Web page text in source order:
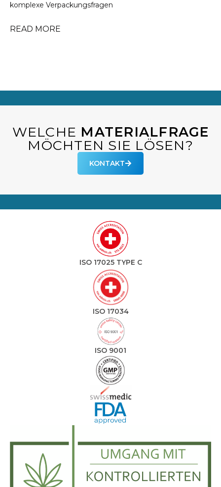
komplexe Verpackungsfragen
READ MORE
WELCHE MATERIALFRAGE
MÖCHTEN SIE LÖSEN?
KONTAKT
ISO 17025 TYPE C
ISO 17034
ISO 9001